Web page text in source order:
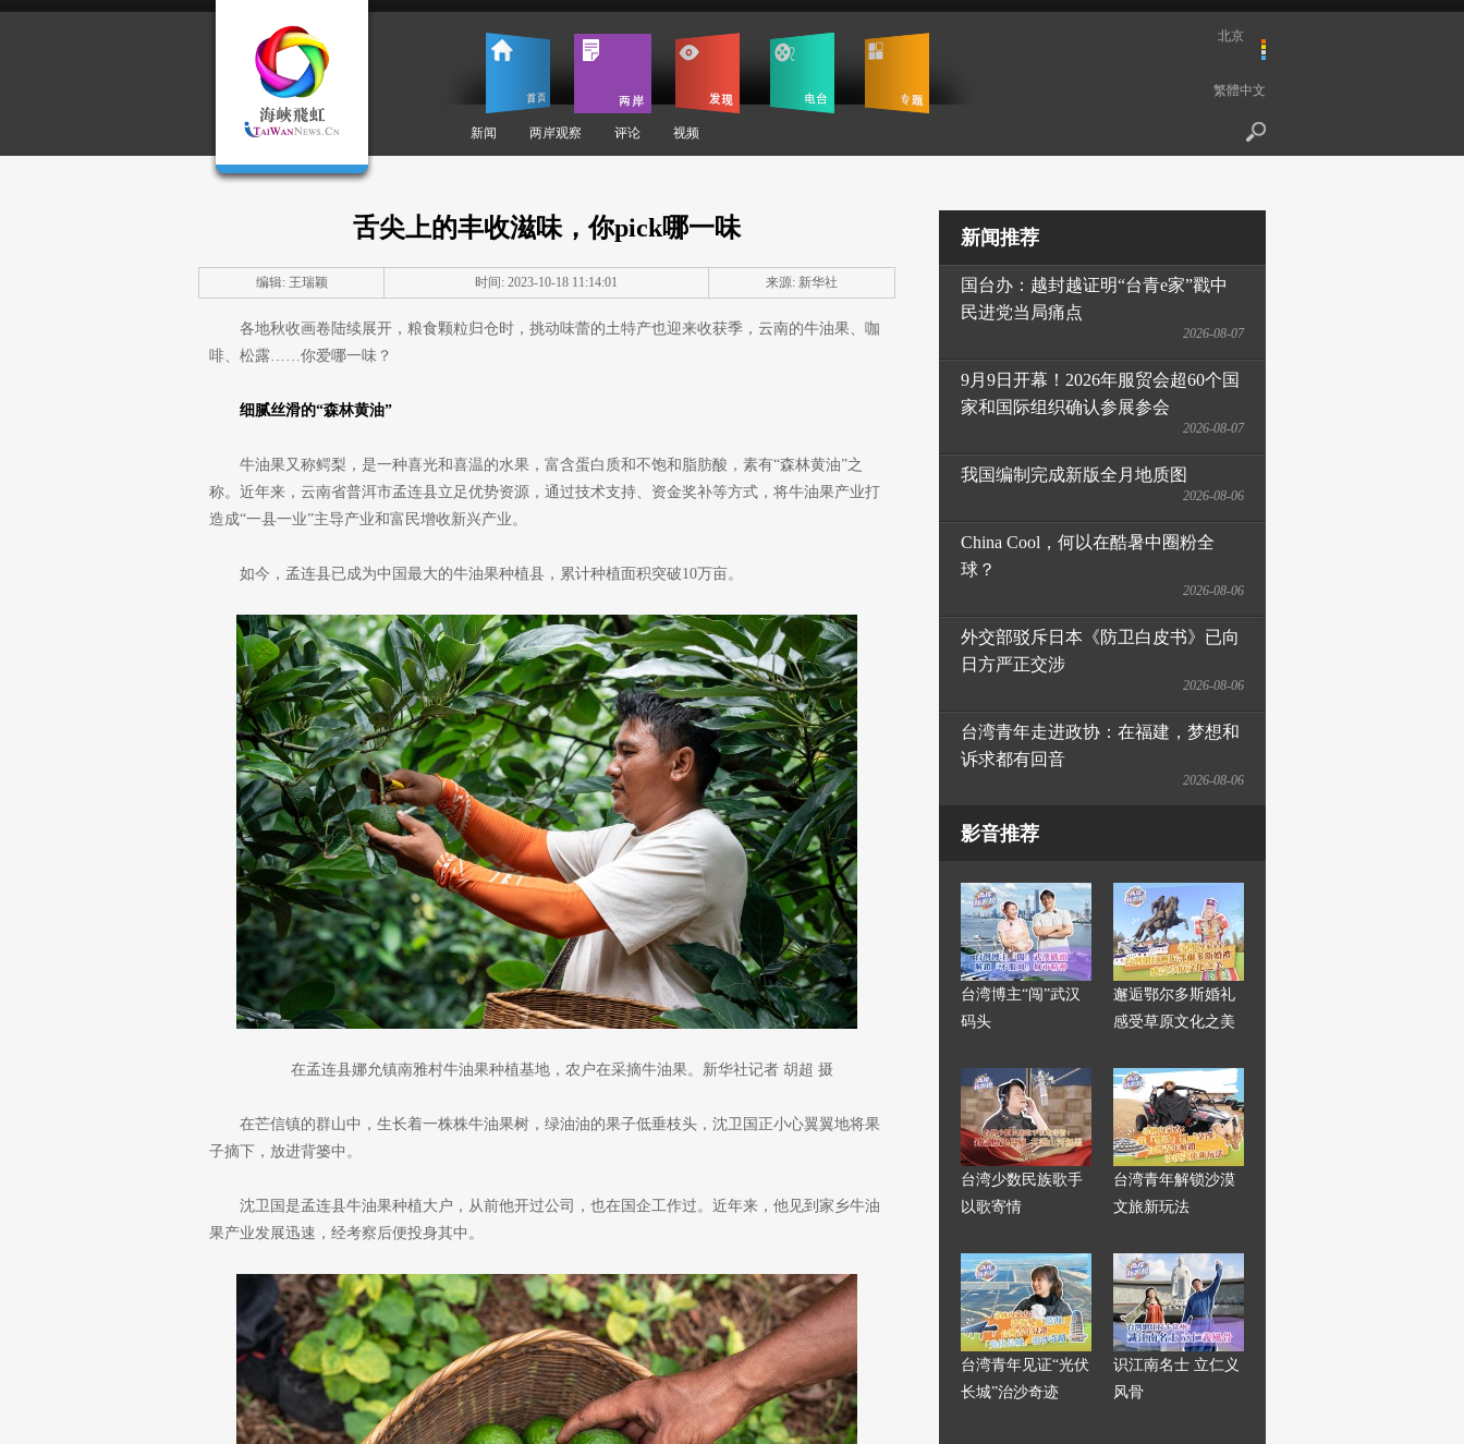
新闻 两岸观察 评论 视频
北京
繁體中文
舌尖上的丰收滋味，你pick哪一味
编辑: 王瑞颖 时间: 2023-10-18 11:14:01 来源: 新华社
各地秋收画卷陆续展开，粮食颗粒归仓时，挑动味蕾的土特产也迎来收获季，云南的牛油果、咖
啡、松露……你爱哪一味？
细腻丝滑的“森林黄油”
牛油果又称鳄梨，是一种喜光和喜温的水果，富含蛋白质和不饱和脂肪酸，素有“森林黄油”之
称。近年来，云南省普洱市孟连县立足优势资源，通过技术支持、资金奖补等方式，将牛油果产业打
造成“一县一业”主导产业和富民增收新兴产业。
如今，孟连县已成为中国最大的牛油果种植县，累计种植面积突破10万亩。
在孟连县娜允镇南雅村牛油果种植基地，农户在采摘牛油果。新华社记者 胡超 摄
在芒信镇的群山中，生长着一株株牛油果树，绿油油的果子低垂枝头，沈卫国正小心翼翼地将果
子摘下，放进背篓中。
沈卫国是孟连县牛油果种植大户，从前他开过公司，也在国企工作过。近年来，他见到家乡牛油
果产业发展迅速，经考察后便投身其中。
新闻推荐
国台办：越封越证明“台青e家”戳中
民进党当局痛点
2026-08-07
9月9日开幕！2026年服贸会超60个国
家和国际组织确认参展参会
2026-08-07
我国编制完成新版全月地质图
2026-08-06
China Cool，何以在酷暑中圈粉全
球？
2026-08-06
外交部驳斥日本《防卫白皮书》已向
日方严正交涉
2026-08-06
台湾青年走进政协：在福建，梦想和
诉求都有回音
2026-08-06
影音推荐
台湾博主“闯”武汉
码头
邂逅鄂尔多斯婚礼
感受草原文化之美
台湾少数民族歌手
以歌寄情
台湾青年解锁沙漠
文旅新玩法
台湾青年见证“光伏
长城”治沙奇迹
识江南名士 立仁义
风骨